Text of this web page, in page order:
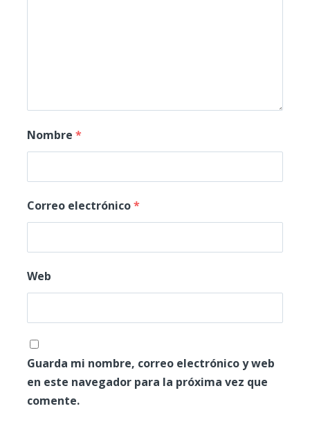
Nombre *
Correo electrónico*
Web
Guarda mi nombre, correo electrónico y web
en este navegador para la próxima vez que
comente.